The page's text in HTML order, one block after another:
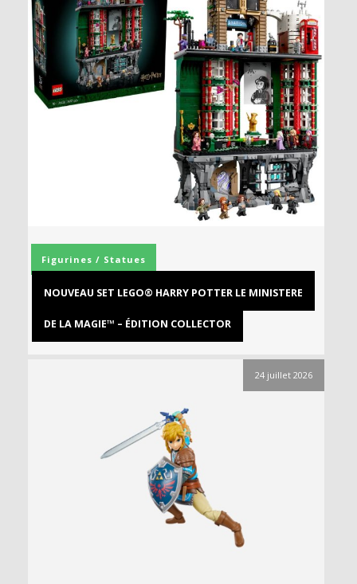
Figurines / Statues
NOUVEAU SET LEGO® HARRY POTTER LE MINISTERE
DE LA MAGIE™ – ÉDITION COLLECTOR
24 juillet 2026